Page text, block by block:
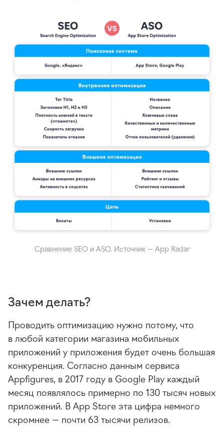
Сравнение SEO и ASO. Источник — App Radar
Зачем делать?
Проводить оптимизацию нужно потому, что
в любой категории магазина мобильных
приложений у приложения будет очень большая
конкуренция. Согласно данным сервиса
Appfigures, в 2017 году в Google Play каждый
месяц появлялось примерно по 130 тысяч новых
приложений. В App Store эта цифра немного
скромнее — почти 63 тысячи релизов.